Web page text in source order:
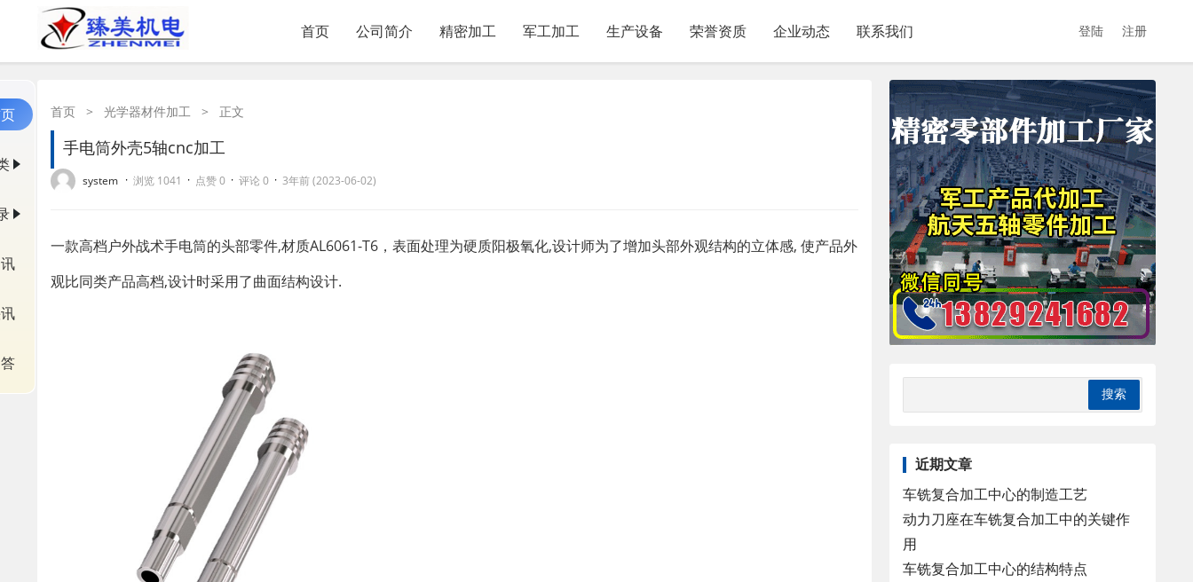
首页 公司简介 精密加工 军工加工 生产设备 荣誉资质 企业动态 联系我们 登陆 注册
首页 > 光学器材件加工 > 正文
手电筒外壳5轴cnc加工
system · 浏览 1041 · 点赞 0 · 评论 0 · 3年前 (2023-06-02)
一款高档户外战术手电筒的头部零件,材质AL6061-T6，表面处理为硬质阳极氧化,设计师为了增加头部外观结构的立体感, 使产品外
观比同类产品高档,设计时采用了曲面结构设计.
近期文章
车铣复合加工中心的制造工艺
动力刀座在车铣复合加工中的关键作
用
车铣复合加工中心的结构特点